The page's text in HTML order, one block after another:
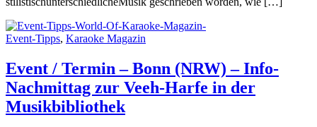
Event-Tipps, Karaoke Magazin
Event / Termin – Bonn (NRW) – Info-
Nachmittag zur Veeh-Harfe in der
Musikbibliothek